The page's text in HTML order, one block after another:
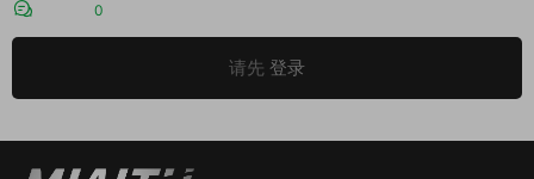
0
请先 登录